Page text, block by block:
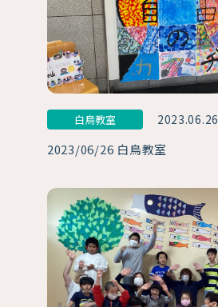
白鳥教室 2023.06.26
2023/06/26 白鳥教室